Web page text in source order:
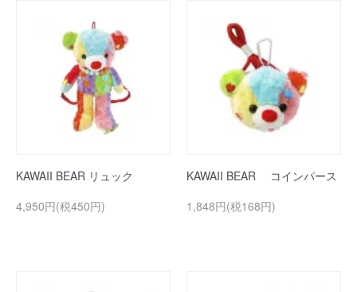
KAWAII BEAR リュック
4,950円(税450円)
KAWAII BEAR コインパース
1,848円(税168円)